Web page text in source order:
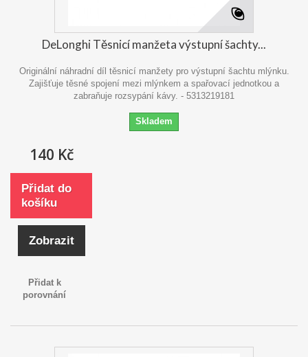
DeLonghi Těsnicí manžeta výstupní šachty...
Originální náhradní díl těsnicí manžety pro výstupní šachtu mlýnku.
Zajišťuje těsné spojení mezi mlýnkem a spařovací jednotkou a
zabraňuje rozsypání kávy. - 5313219181
Skladem
140 Kč
Přidat do
košíku
Zobrazit
Přidat k
porovnání